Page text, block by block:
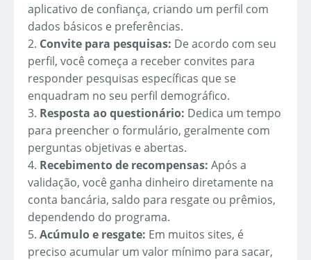
aplicativo de confiança, criando um perfil com
dados básicos e preferências.
2. Convite para pesquisas: De acordo com seu
perfil, você começa a receber convites para
responder pesquisas específicas que se
enquadram no seu perfil demográfico.
3. Resposta ao questionário: Dedica um tempo
para preencher o formulário, geralmente com
perguntas objetivas e abertas.
4. Recebimento de recompensas: Após a
validação, você ganha dinheiro diretamente na
conta bancária, saldo para resgate ou prêmios,
dependendo do programa.
5. Acúmulo e resgate: Em muitos sites, é
preciso acumular um valor mínimo para sacar,